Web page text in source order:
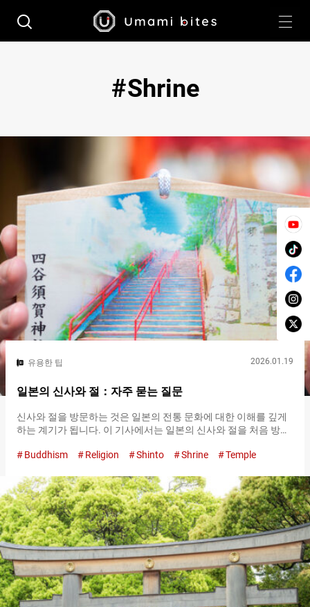
Shrine
유용한 팁 2026.01.19
일본의 신사와 절：자주 묻는 질문
신사와 절을 방문하는 것은 일본의 전통 문화에 대한 이해를 깊게
하는 계기가 됩니다. 이 기사에서는 일본의 신사와 절을 처음 방문
합니다. 고슈인 고슈인은 사찰이나 신사마다 준비된 특별한 도장
사찰이나 신사를 방문한 소중한 기록으로서 소중히 여깁시다. 도
쿄의 이마도 신사의 고슈인 받는 장소：사무소라고 불리는 사찰이
나 신사의 사무실에서 수여됩니다. 받는 방법：고슈인을 받을 수
있는 사무소에서 고슈인장을 제시합니다. 보통 ３００～５００엔
에 수여됩니다. 자주 묻는 질문 Q：고슈인장을 가지고 있지 않은
경우 어떻게 해야 하나요？ A：일반적으로 사찰의 사무소나 문구
점에서 구매할 수 있습니다. 일부 사찰에서는 고슈인이 찍힌 종이
를 제공하기도 합니다. Q：고슈인장에 글을 쓰거나 그림을 그려도
되나요？ A：아니요.고슈인장은 사찰의 공식 도장이나 글씨만 허
용됩니다. Q：사찰에서 구매한 고슈인장을 신사에서 사용하거나
Buddhism Religion Shinto Shrine Temple